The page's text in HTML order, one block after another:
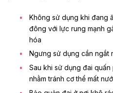
Không sử dụng khi đang
đông với lực rung mạnh
hóa
Ngưng sử dụng cần ngắt
Sau khi sử dụng đai
nhằm tránh cơ thể mất